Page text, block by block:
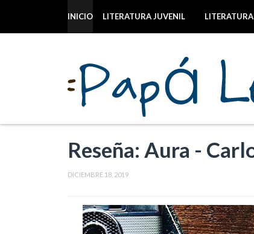
INICIO LITERATURA JUVENIL
Reseña: Aura -
DICIEMBRE 18, 2019